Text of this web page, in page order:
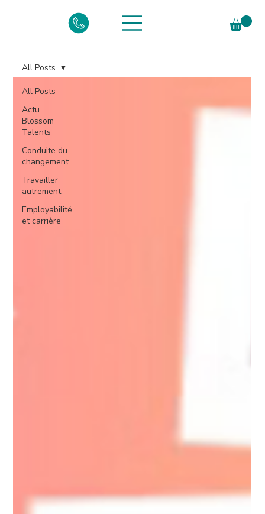
All Posts
Actu
Blossom
Talents
Conduite du
changement
Travailler
autrement
Employabilité
et carrière
All Posts